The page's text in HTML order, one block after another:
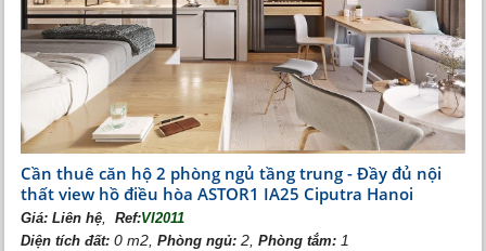
Phòng ngủ Vinhomes Riverside
Cần thuê căn hộ 2 phòng ngủ tầng trung - Đầy đủ nội
thất view hồ điều hòa ASTOR1 IA25 Ciputra Hanoi
Giá:Liên hệ Ref:VI2011
Diện tích đất: 0 m2,Phòng ngủ: 2,Phòng tắm: 1